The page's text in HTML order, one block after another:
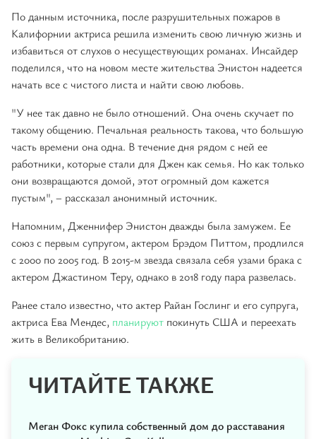
По данным источника, после разрушительных пожаров в
Калифорнии актриса решила изменить свою личную жизнь и
избавиться от слухов о несуществующих романах. Инсайдер
поделился, что на новом месте жительства Энистон надеется
начать все с чистого листа и найти свою любовь.
"У нее так давно не было отношений. Она очень скучает по
такому общению. Печальная реальность такова, что большую
часть времени она одна. В течение дня рядом с ней ее
работники, которые стали для Джен как семья. Но как только
они возвращаются домой, этот огромный дом кажется
пустым", – рассказал анонимный источник.
Напомним, Дженнифер Энистон дважды была замужем. Ее
союз с первым супругом, актером Брэдом Питтом, продлился
с 2000 по 2005 год. В 2015-м звезда связала себя узами брака с
актером Джастином Теру, однако в 2018 году пара развелась.
Ранее стало известно, что актер Райан Гослинг и его супруга,
актриса Ева Мендес, планируют покинуть США и переехать
жить в Великобританию.
ЧИТАЙТЕ ТАКЖЕ
Меган Фокс купила собственный дом до расставания